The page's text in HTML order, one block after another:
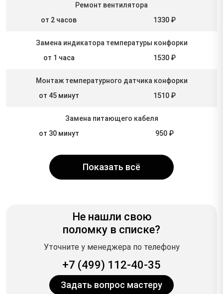
Ремонт вентилятора
от 2 часов
1330 ₽
Замена индикатора температуры конфорки
от 1 часа
1530 ₽
Монтаж температурного датчика конфорки
от 45 минут
1510 ₽
Замена питающего кабеля
от 30 минут
950 ₽
Показать всё
Не нашли свою
поломку в списке?
Уточните у менеджера по телефону
+7 (499) 112-40-35
Задать вопрос мастеру